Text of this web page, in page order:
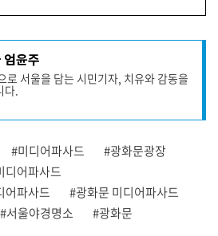
윤주
로 서울을 담는 시민기자, 치유와 감동을
.
#미디어파사드
#광화문광장
디어파사드
어파사드
#광화문 미디어파사드
#서울야경명소
#광화문